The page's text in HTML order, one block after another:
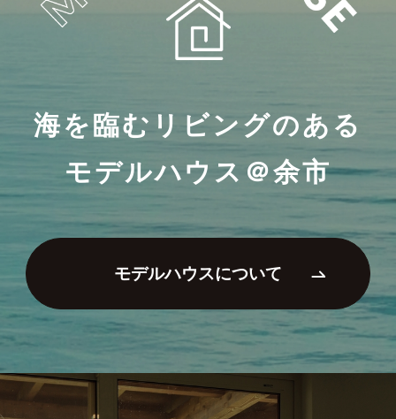
海を臨むリビングのある
モデルハウス＠余市
モデルハウスについて